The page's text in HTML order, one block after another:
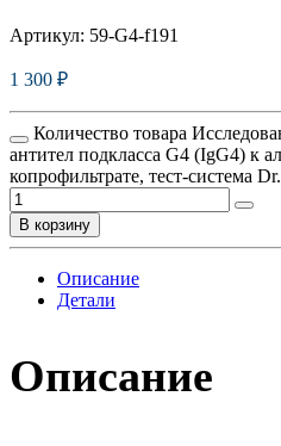
Артикул: 59-G4-f191
1 300 ₽
Количество товара
антител подкласса G4 (IgG4) к
копрофильтрате, тест-система
В корзину
Описание
Детали
Описание